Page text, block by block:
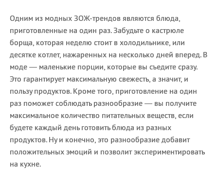
Одним из модных ЗОЖ-трендов являются блюда,
приготовленные на один раз. Забудьте о кастрюле
борща, которая неделю стоит в холодильнике, или
десятке котлет, нажаренных на несколько дней вперед. В
моде — маленькие порции, которые вы съедите сразу.
Это гарантирует максимальную свежесть, а значит, и
пользу продуктов. Кроме того, приготовление на один
раз поможет соблюдать разнообразие — вы получите
максимальное количество питательных веществ, если
будете каждый день готовить блюда из разных
продуктов. Ну и конечно, это разнообразие добавит
положительных эмоций и позволит экспериментировать
на кухне.